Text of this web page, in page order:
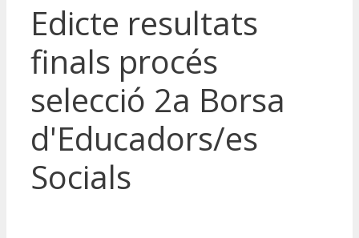
Edicte resultats
finals procés
selecció 2a Borsa
d'Educadors/es
Socials